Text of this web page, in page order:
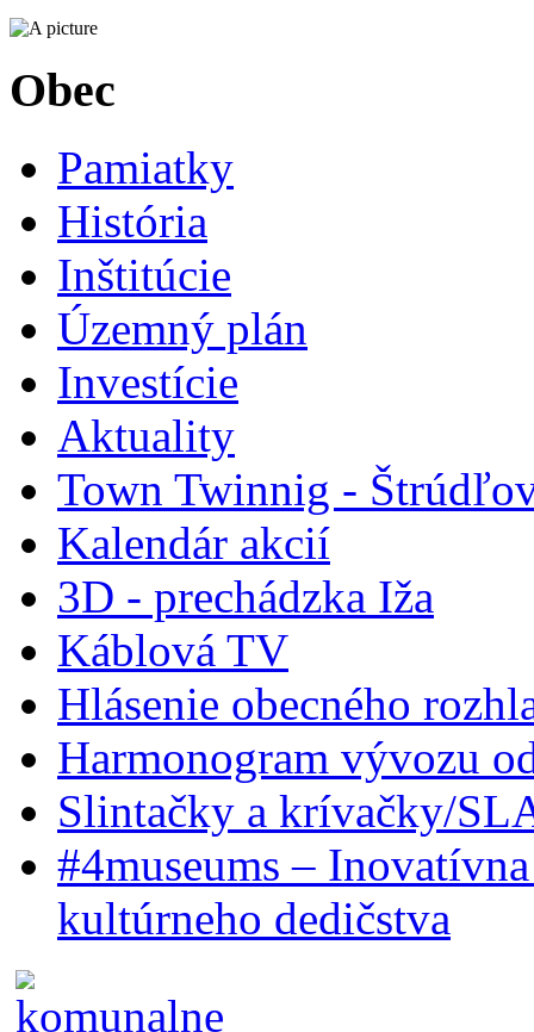
Obec
Pamiatky
História
Inštitúcie
Územný plán
Investície
Aktuality
Town Twinnig -
Kalendár akcií
3D - prechádzka Iža
Káblová TV
Hlásenie obecného
Harmonogram vývozu
Slintačky a krívačky/
#4museums –
kultúrneho dedičstva